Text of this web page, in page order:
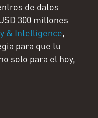
de datos
300 millones
& Intelligence,
para que tu
solo para el hoy,